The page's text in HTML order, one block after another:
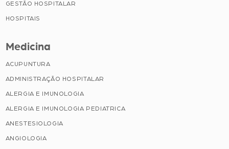
GESTÃO HOSPITALAR
HOSPITAIS
Medicina
ACUPUNTURA
ADMINISTRAÇÃO HOSPITALAR
ALERGIA E IMUNOLOGIA
ALERGIA E IMUNOLOGIA PEDIATRICA
ANESTESIOLOGIA
ANGIOLOGIA